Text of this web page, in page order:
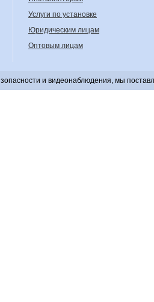
Услуги по установке
Юридическим лицам
Оптовым лицам
и видеонаблюдения, мы